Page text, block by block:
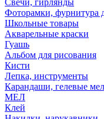
Свечи, гирлянды
Фоторамки, фурнитура
Школьные товары
Акварельные краски
Гуашь
Альбом для рисования
Кисти
Лепка, инструменты
Карандаши, гелевые
МЕЛ
Клей